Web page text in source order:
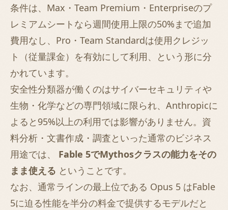
条件は、Max・Team Premium・Enterpriseのプ
レミアムシートなら週間使用上限の50%まで追加
費用なし、Pro・Team Standardは使用クレジッ
ト（従量課金）を有効にして利用、という形に分
かれています。
安全性分類器が働くのはサイバーセキュリティや
生物・化学などの専門領域に限られ、Anthropicに
よると95%以上の利用では影響がありません。資
料分析・文書作成・調査といった通常のビジネス
用途では、 Fable 5でMythosクラスの能力をその
まま使える ということです。
なお、通常ラインの最上位である Opus 5 はFable
5に迫る性能を半分の料金で提供するモデルだと